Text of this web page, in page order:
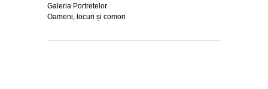
Galeria Portretelor
Oameni, locuri și comori